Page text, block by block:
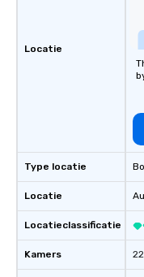
Locatie
Type locatie
Locatie
Locatieclassificatie
Kamers